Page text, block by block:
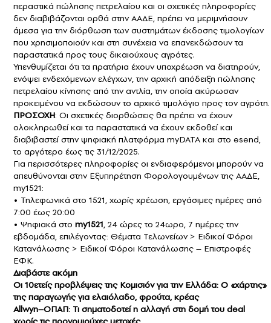
περαστικά πώλησης πετρελαίου και οι σχετικές πληροφορίες
δεν διαβιβάζονται ορθά στην ΑΑΔΕ, πρέπει να μεριμνήσουν
άμεσα για την διόρθωση των συστημάτων έκδοσης τιμολογίων
που χρησιμοποιούν και στη συνέχεια να επανεκδώσουν τα
παραστατικά προς τους δικαιούχους αγρότες.
Υπενθυμίζεται ότι τα πρατήρια έχουν υποχρέωση να διατηρούν,
ενόψει ενδεχόμενων ελέγχων, την αρχική απόδειξη πώλησης
πετρελαίου κίνησης από την αντλία, την οποία ακύρωσαν
προκειμένου να εκδώσουν το αρχικό τιμολόγιο προς τον αγρότη.
ΠΡΟΣΟΧΗ: Οι σχετικές διορθώσεις θα πρέπει να έχουν
ολοκληρωθεί και τα παραστατικά να έχουν εκδοθεί και
διαβιβαστεί στην ψηφιακή πλατφόρμα myDATA και στο esend,
το αργότερο έως τις 31/12/2025.
Για περισσότερες πληροφορίες οι ενδιαφερόμενοι μπορούν να
απευθύνονται στην Εξυπηρέτηση Φορολογουμένων της ΑΑΔΕ,
my1521:
• Τηλεφωνικά στο 1521, χωρίς χρέωση, εργάσιμες ημέρες από
7:00 έως 20:00
• Ψηφιακά στο my1521, 24 ώρες το 24ωρο, 7 ημέρες την
εβδομάδα, επιλέγοντας: Θέματα Τελωνείων > Ειδικοί Φόροι
Κατανάλωσης > Ειδικοί Φόροι Κατανάλωσης – Επιστροφές
ΕΦΚ.
Διαβάστε ακόμη
Oι 10ετείς προβλέψεις της Κομισιόν για την Ελλάδα: Ο «χάρτης»
της παραγωγής για ελαιόλαδο, φρούτα, κρέας
Allwyn–ΟΠΑΠ: Τι σηματοδοτεί η αλλαγή στη δομή του deal